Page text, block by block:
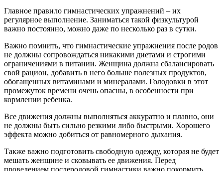
Главное правило гимнастических упражнений – их
регулярное выполнение. Заниматься такой физкультурой
важно постоянно, можно даже по несколько раз в сутки.
Важно помнить, что гимнастические упражнения после родов
не должны сопровождаться никакими диетами и строгими
ограничениями в питании. Женщина должна сбалансировать
свой рацион, добавить в него больше полезных продуктов,
обогащенных витаминами и минералами. Голодовки в этот
промежуток времени очень опасны, в особенности при
кормлении ребенка.
Все движения должны выполняться аккуратно и плавно, они
не должны быть сильно резкими либо быстрыми. Хорошего
эффекта можно добиться от равномерного дыхания.
Также важно подготовить свободную одежду, которая не будет
мешать женщине и сковывать ее движения. Перед